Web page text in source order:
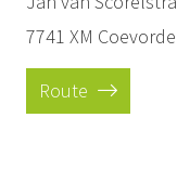
7741 XM
Route